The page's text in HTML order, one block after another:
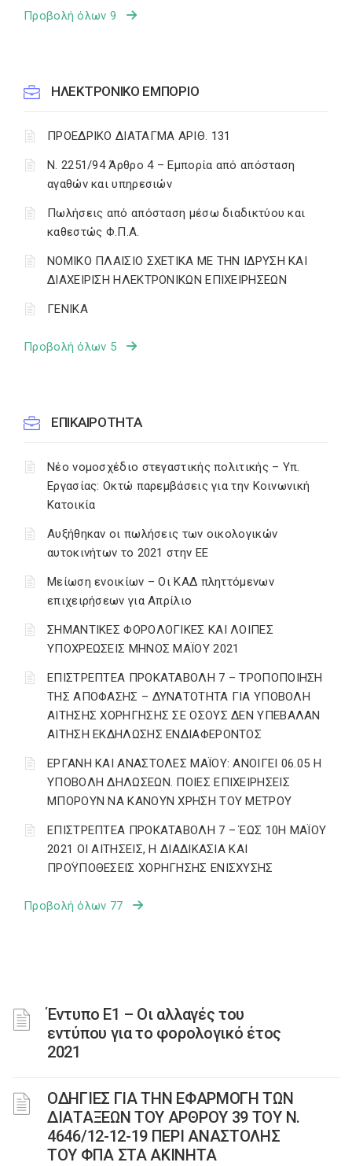
Προβολή όλων 9
ΗΛΕΚΤΡΟΝΙΚΟ ΕΜΠΟΡΙΟ
ΠΡΟΕΔΡΙΚΟ ΔΙΑΤΑΓΜΑ ΑΡΙΘ. 131
Ν. 2251/94 Άρθρο 4 – Εμπορία από απόσταση
αγαθών και υπηρεσιών
Πωλήσεις από απόσταση μέσω διαδικτύου και
καθεστώς Φ.Π.Α.
ΝΟΜΙΚΟ ΠΛΑΙΣΙΟ ΣΧΕΤΙΚΑ ΜΕ ΤΗΝ ΙΔΡΥΣΗ ΚΑΙ
ΔΙΑΧΕΙΡΙΣΗ ΗΛΕΚΤΡΟΝΙΚΩΝ ΕΠΙΧΕΙΡΗΣΕΩΝ
ΓΕΝΙΚΑ
Προβολή όλων 5
ΕΠΙΚΑΙΡΟΤΗΤΑ
Νέο νομοσχέδιο στεγαστικής πολιτικής – Υπ.
Εργασίας: Οκτώ παρεμβάσεις για την Κοινωνική
Κατοικία
Αυξήθηκαν οι πωλήσεις των οικολογικών
αυτοκινήτων το 2021 στην ΕΕ
Μείωση ενοικίων – Οι ΚΑΔ πληττόμενων
επιχειρήσεων για Απρίλιο
ΣΗΜΑΝΤΙΚΕΣ ΦΟΡΟΛΟΓΙΚΕΣ ΚΑΙ ΛΟΙΠΕΣ
ΥΠΟΧΡΕΩΣΕΙΣ ΜΗΝΟΣ ΜΑΪΟΥ 2021
ΕΠΙΣΤΡΕΠΤΕΑ ΠΡΟΚΑΤΑΒΟΛΗ 7 – ΤΡΟΠΟΠΟΙΗΣΗ
ΤΗΣ ΑΠΟΦΑΣΗΣ – ΔΥΝΑΤΟΤΗΤΑ ΓΙΑ ΥΠΟΒΟΛΗ
ΑΙΤΗΣΗΣ ΧΟΡΗΓΗΣΗΣ ΣΕ ΟΣΟΥΣ ΔΕΝ ΥΠΕΒΑΛΑΝ
ΑΙΤΗΣΗ ΕΚΔΗΛΩΣΗΣ ΕΝΔΙΑΦΕΡΟΝΤΟΣ
ΕΡΓΑΝΗ ΚΑΙ ΑΝΑΣΤΟΛΕΣ ΜΑΪΟΥ: ΑΝΟΙΓΕΙ 06.05 Η
ΥΠΟΒΟΛΗ ΔΗΛΩΣΕΩΝ. ΠΟΙΕΣ ΕΠΙΧΕΙΡΗΣΕΙΣ
ΜΠΟΡΟΥΝ ΝΑ ΚΑΝΟΥΝ ΧΡΗΣΗ ΤΟΥ ΜΕΤΡΟΥ
ΕΠΙΣΤΡΕΠΤΕΑ ΠΡΟΚΑΤΑΒΟΛΗ 7 – ΈΩΣ 10Η ΜΑΪΟΥ
2021 ΟΙ ΑΙΤΗΣΕΙΣ, Η ΔΙΑΔΙΚΑΣΙΑ ΚΑΙ
ΠΡΟΫΠΟΘΕΣΕΙΣ ΧΟΡΗΓΗΣΗΣ ΕΝΙΣΧΥΣΗΣ
Προβολή όλων 77
Έντυπο E1 – Οι αλλαγές του
εντύπου για το φορολογικό έτος
2021
ΟΔΗΓΙΕΣ ΓΙΑ ΤΗΝ ΕΦΑΡΜΟΓΗ ΤΩΝ
ΔΙΑΤΑΞΕΩΝ ΤΟΥ ΑΡΘΡΟΥ 39 ΤΟΥ Ν.
4646/12-12-19 ΠΕΡΙ ΑΝΑΣΤΟΛΗΣ
ΤΟΥ ΦΠΑ ΣΤΑ ΑΚΙΝΗΤΑ